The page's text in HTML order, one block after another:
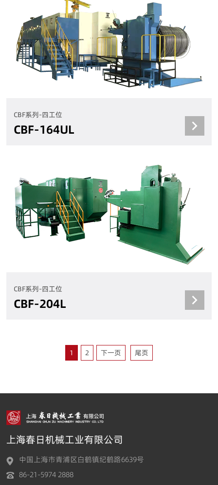
CBF系列-四工位
CBF-164UL
CBF系列-四工位
CBF-204L
1 2 下一页 尾页
上海春日机械工业有限公司
中国上海市青浦区白鹤镇纪鹤路6639号
86-21-5974 2888